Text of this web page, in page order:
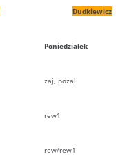
Dudkiewicz
Poniedziałek
zaj, pozal
rew1
rew/rew1